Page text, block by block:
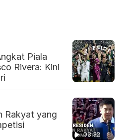
Piala
Rivera: Kini
03:32
Rakyat yang